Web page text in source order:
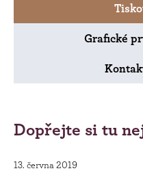
Grafické
Dopřejte si tu
13. června 2019